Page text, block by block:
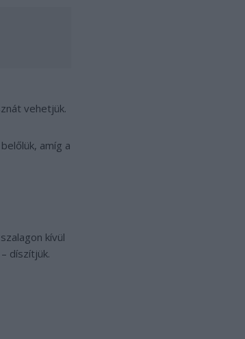
vehetjük.
amíg a
kívül
díszítjük.